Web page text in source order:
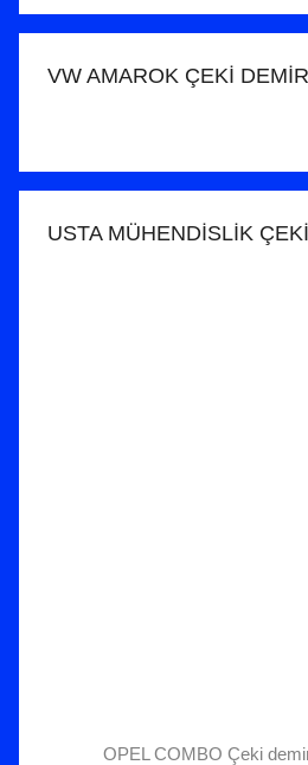
m
ş
VW AMAROK ÇEKİ
USTA MÜHENDİSLİK
OPEL COMBO Çeki